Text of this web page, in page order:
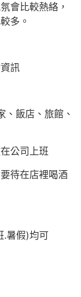
會比較熱絡，
多。
訊
、飯店、旅館、
公司上班
待在店裡喝酒
.暑假)均可